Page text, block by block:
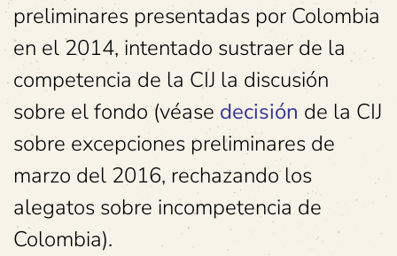
preliminares presentadas por Colombia
en el 2014, intentado sustraer de la
competencia de la CIJ la discusión
sobre el fondo (véase decisión de la CIJ
sobre excepciones preliminares de
marzo del 2016, rechazando los
alegatos sobre incompetencia de
Colombia).